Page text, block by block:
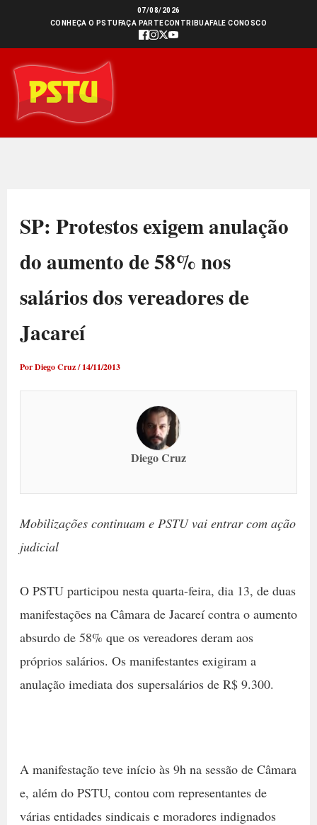
conteúdo
07/08/2026
CONHEÇA O PSTU FAÇA PARTECONTRIBUAFALE CONOSCO
SP: Protestos exigem anulação
do aumento de 58% nos
salários dos vereadores de
Jacareí
PorDiego Cruz/14/11/2013
Diego Cruz
Mobilizações continuam e PSTU vai entrar com ação
judicial
O PSTU participou nesta quarta-feira, dia 13, de duas
manifestações na Câmara de Jacareí contra o aumento
absurdo de 58% que os vereadores deram aos
próprios salários. Os manifestantes exigiram a
anulação imediata dos supersalários de R$ 9.300.
A manifestação teve início às 9h na sessão de Câmara
e, além do PSTU, contou com representantes de
várias entidades sindicais e moradores indignados